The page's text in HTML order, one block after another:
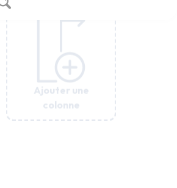
Ajouter une
colonne
Ajouter une
colonne
Ajouter une
colonne
Ajouter une
colonne
Ajouter une
colonne
Ajouter une
colonne